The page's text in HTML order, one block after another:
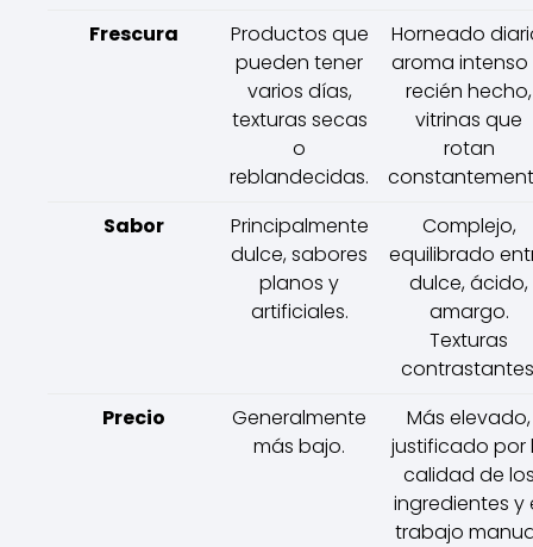
Frescura
Productos que
pueden tener
varios días,
texturas secas
o
reblandecidas.
Horneado
aroma intenso
recién hecho,
vitrinas que
rotan
Sabor
Principalmente
dulce, sabores
planos y
artificiales.
Complejo,
equilibrado
dulce, ácido,
amargo.
Texturas
Precio
Generalmente
más bajo.
Más elevado,
justificado por
calidad de
ingredientes y
trabajo